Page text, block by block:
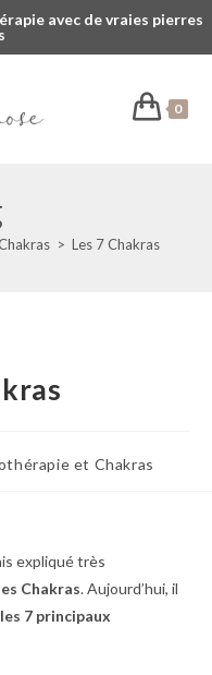
avec de vraies pierres
0
> Les 7 Chakras
et Chakras
expliqué très
Chakras. Aujourd’hui, il
7 principaux